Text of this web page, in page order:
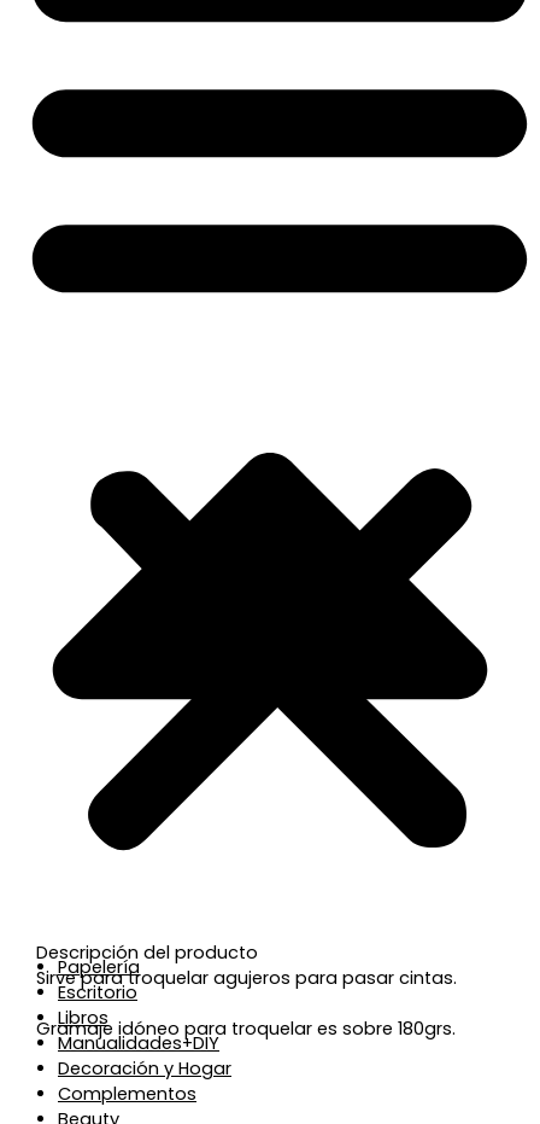
Papelería
Escritorio
Libros
Manualidades+DIY
Decoración y Hogar
Complementos
Descripción del producto
Sirve para troquelar agujeros para pasar cintas.
Gramaje idóneo para troquelar es sobre 180grs.